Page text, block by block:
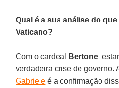
Qual é a sua análise do
Vaticano?
Com o cardeal Bertone,
verdadeira crise de governo.
Gabriele é a confirmação